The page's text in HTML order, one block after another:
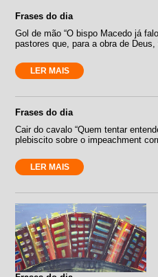
Frases do dia
Gol de mão “O bispo Macedo já
pastores que, para a obra de
LER MAIS
Frases do dia
Cair do cavalo “Quem tentar
plebiscito sobre o impeachment
LER MAIS